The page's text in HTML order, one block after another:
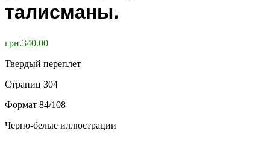
талисманы.
грн.340.00
Твердый переплет
Страниц 304
Формат 84/108
Черно-белые иллюстрации